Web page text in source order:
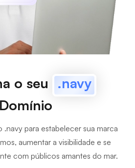
o seu
.navy
Domínio
.navy para estabelecer sua marca
aumentar a visibilidade e se
com públicos amantes do mar.